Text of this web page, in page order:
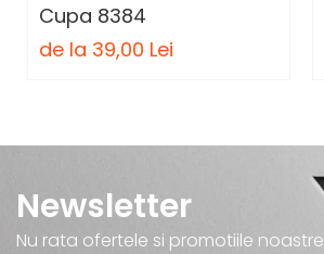
Medalii Outlet
Trofee Outlet
Trofee Personalizate
Tematica Tricolor
Cupa 8384
de la 39,00 Lei
Newsletter
Nu rata ofertele si promotiile noastre